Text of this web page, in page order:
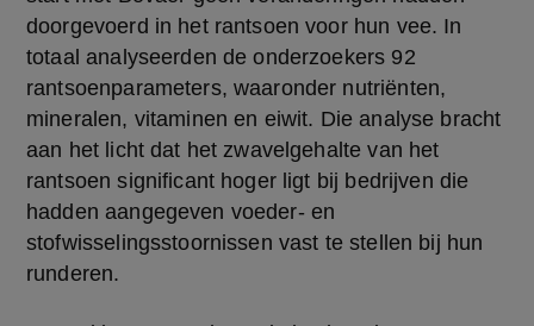
doorgevoerd in het rantsoen voor hun vee. In
totaal analyseerden de onderzoekers 92
rantsoenparameters, waaronder nutriënten,
mineralen, vitaminen en eiwit. Die analyse bracht
aan het licht dat het zwavelgehalte van het
rantsoen significant hoger ligt bij bedrijven die
hadden aangegeven voeder- en
stofwisselingsstoornissen vast te stellen bij hun
runderen.